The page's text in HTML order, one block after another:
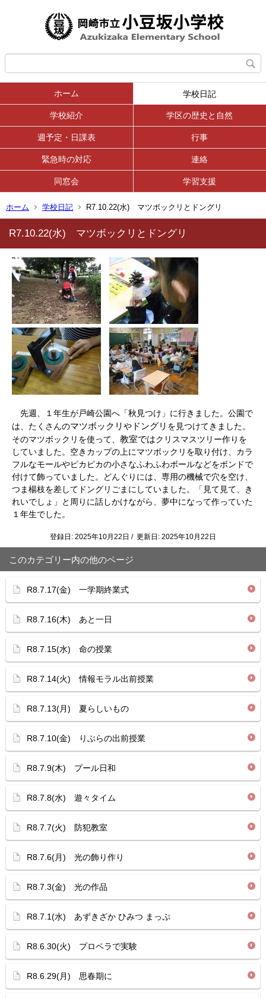
ホーム 学校日記
学校紹介 学区の歴史と自然
週予定・日課表 行事
緊急時の対応 連絡
同窓会 学習支援
ホーム 学校日記 R7.10.22(水) マツボックリとドングリ
R7.10.22(水) マツボックリとドングリ
先週、１年生が戸崎公園へ「秋見つけ」に行きました。公園で
は、たくさんのマツボックリ や ドングリ を見つけてきました。
そのマツボックリを使って、 教室ではクリスマスツリー作りを
していました。空きカップの上にマツボックリを取り付け、カラ
フルなモールやピカピカの小さなふわふわボールなどをボンドで
付けて飾っていました。どんぐりには、専用の機械で穴を空け、
つま楊枝を差してドングリごまにしていました。「見て見て、き
れいでしょ」と周りに話しかけながら、夢中になって作っていた
１年生でした。
登録日: 2025年10月22日 / 更新日: 2025年10月22日
このカテゴリー内の他のページ
R8.7.17(金) 一学期終業式
R8.7.16(木) あと一日
R8.7.15(水) 命の授業
R8.7.14(火) 情報モラル出前授業
R8.7.13(月) 夏らしいもの
R8.7.10(金) りぶらの出前授業
R8.7.9(木) プール日和
R8.7.8(水) 遊々タイム
R8.7.7(火) 防犯教室
R8.7.6(月) 光の飾り作り
R8.7.3(金) 光の作品
R8.7.1(水) あずきざか ひみつ まっぷ
R8.6.30(火) プロペラで実験
R8.6.29(月) 思春期に